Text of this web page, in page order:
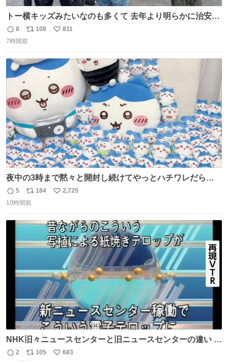
トー横キッズみたいなのも多くて 去年より明らかに治安悪
い
返
信
8
リ
ポ
ト
108
い
数
811
7時間前
夜中の3時まで黙々と開封し続けてやっとハチワレだらけ
くじ110ワレくらい開封おわった❣️ 自引きできなかったB賞
はお譲りいただけることになってA賞は......そのうちメルカ
返
信
5
リ
ポ
ト
184
い
数
2,725
10時間前
NHK旧々ニュースセンターと旧ニュースセンターの違い や
っぱりテロップ電子化は先進性を感じさせる
返
2
リ
105
い
683